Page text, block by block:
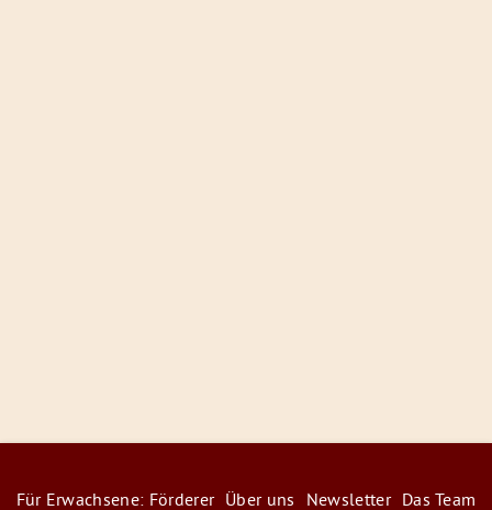
Für Erwachsene: Förderer Über uns Newsletter Das Team